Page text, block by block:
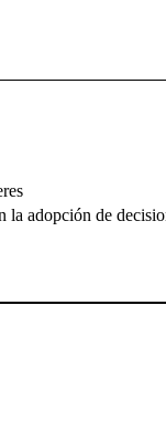
la adopción de